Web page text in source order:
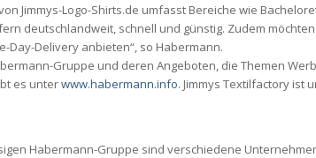
Jimmys-Logo-Shirts.de umfasst Bereiche wie
deutschlandweit, schnell und günstig. Zudem
Day-Delivery anbieten“, so Habermann.
Gruppe und deren Angeboten, die Themen
es unterwww.habermann.info. Jimmys Textilfactory ist
Habermann-Gruppe sind verschiedene